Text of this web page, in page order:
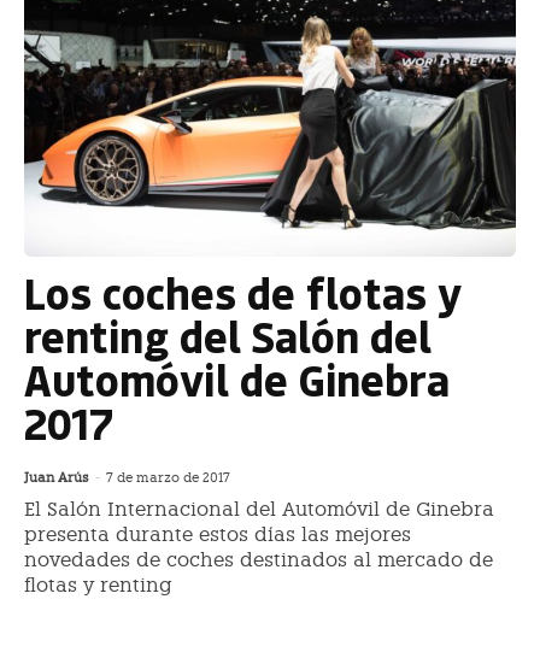
Los coches de flotas y
renting del Salón del
Automóvil de Ginebra
2017
Juan Arús - 7 de marzo de 2017
El Salón Internacional del Automóvil de Ginebra
presenta durante estos días las mejores
novedades de coches destinados al mercado de
flotas y renting